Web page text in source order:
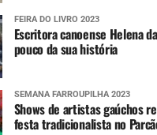
FEIRA DO LIVRO 2023
Escritora canoense Helena
pouco da sua história
SEMANA FARROUPILHA 2023
Shows de artistas gaúchos
festa tradicionalista no